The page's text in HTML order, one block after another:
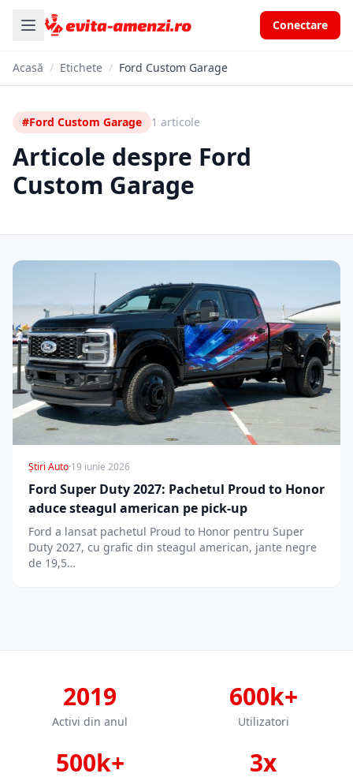
Conectare
Acasă / Etichete / Ford Custom Garage
#Ford Custom Garage 1 articole
Articole despre Ford
Custom Garage
Știri Auto·19 iunie 2026
Ford Super Duty 2027: Pachetul Proud to Honor
aduce steagul american pe pick-up
Ford a lansat pachetul Proud to Honor pentru Super
Duty 2027, cu grafic din steagul american, jante negre
de 19,5…
2019
Activi din anul
600k+
Utilizatori
500k+ 3x